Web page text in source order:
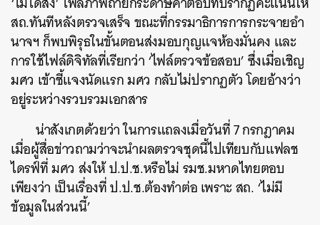
สถ.ทันทีหลังตรวจเสร็จ ขณะที่กรรมาธิการการกระจายอำ
นาจฯ ก็พบพิรุธในขั้นตอนส่งมอบกุญแจห้องมั่นคง และ
การใช้ไฟล์ดิจิทัลที่เรียกว่า ‘ไฟล์ตรวจข้อสอบ’ ซึ่งเมื่อเชิญ
มศว เข้าชี้แจงนัดแรก มศว กลับไม่ปรากฏตัว โดยอ้างว่า
อยู่ระหว่างรวบรวมเอกสาร
น่าสังเกตด้วยว่า ในการแถลงเมื่อวันที่ 7 กรกฎาคม
เมื่อผู้สื่อข่าวถามว่าจะนำผลตรวจชุดนี้ไปเทียบกับแฟลช
ไดรฟ์ที่ มศว ส่งให้ ป.ป.ช.หรือไม่ รมช.มหาดไทยตอบ
เพียงว่า เป็นเรื่องที่ ป.ป.ช.ต้องทำต่อ เพราะ สถ. ‘ไม่มี
ข้อมูลในส่วนนี้’